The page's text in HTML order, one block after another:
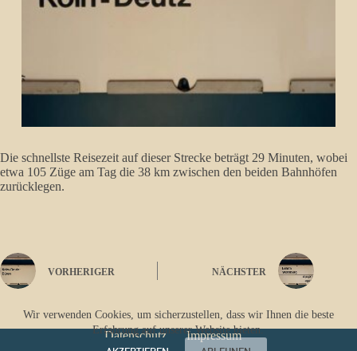
Wir verwenden Cookies, um sicherzustellen, dass wir Ihnen die beste
Erfahrung auf unserer Website bieten.
Die schnellste Reisezeit auf dieser Strecke beträgt 29 Minuten, wobei
etwa 105 Züge am Tag die 38 km zwischen den beiden Bahnhöfen
zurücklegen.
VORHERIGER NÄCHSTER
Datenschutz Impressum